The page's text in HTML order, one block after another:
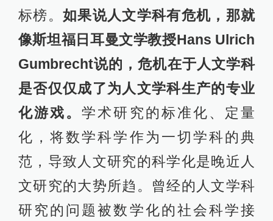
标榜。 如果说人文学科有危机，那就
像斯坦福日耳曼文学教授Hans Ulrich
Gumbrecht说的，危机在于人文学科
是否仅仅成了为人文学科生产的专业
化游戏。学术研究的标准化、定量
化，将数学科学作为一切学科的典
范，导致人文研究的科学化是晚近人
文研究的大势所趋。曾经的人文学科
研究的问题被数学化的社会科学接